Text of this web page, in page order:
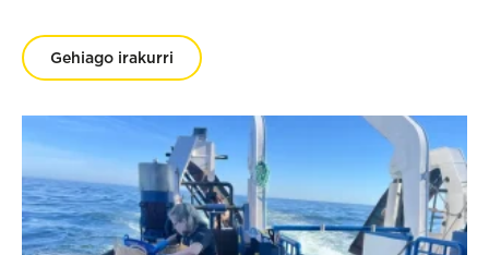
Gehiago irakurri